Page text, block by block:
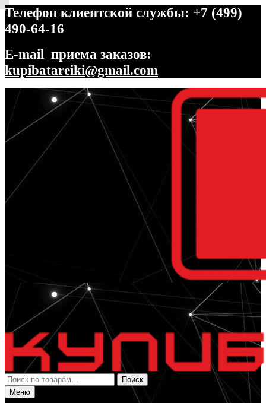
Телефон клиентской службы: +7 (499)
490-64-16
E-mail приема заказов:
kupibatareiki@gmail.com
Перейти
навигации
Перейти
содержимому
Искать:
Поиск
Меню